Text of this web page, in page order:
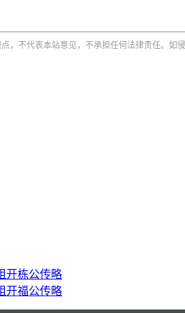
，不代表本站意见，不承担任何法律责任。如侵
开栋公传略
开福公传略